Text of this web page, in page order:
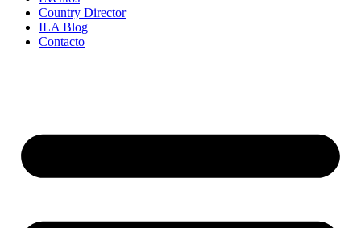
Country Director
ILA Blog
Contacto